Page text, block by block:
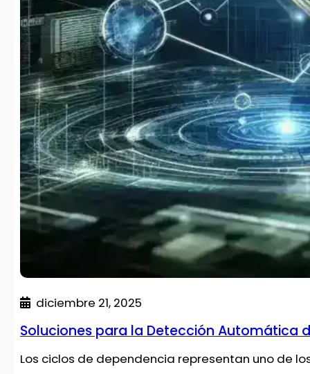
diciembre 21, 2025
Soluciones para la Detección Automática
Los ciclos de dependencia representan uno de